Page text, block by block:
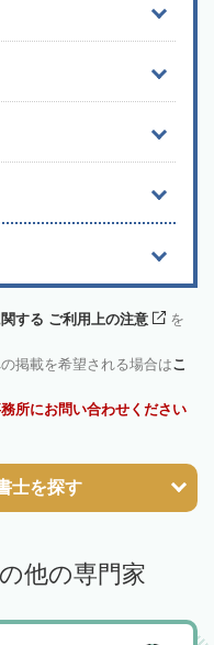
する ご利用上の注意
を
掲載を希望される場合はこ
所にお問い合わせください
士を探す
他の専門家